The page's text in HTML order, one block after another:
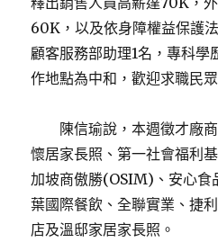
60K，以及依身障權益保護
顧客服務部助理1名，專科
作地點為中和，歡迎求職民
陳信瑜說，本週徵才廠商
懷居家長照、第一社會福利
加坡商傲勝(OSIM)、安心食
葉國際餐飲、全聯實業、捷
店及溫邸家居家長照。